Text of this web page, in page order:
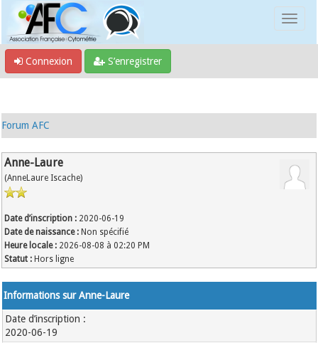
Connexion S’enregistrer
Forum AFC
Anne-Laure
(AnneLaure Iscache)
Date d’inscription : 2020-06-19
Date de naissance : Non spécifié
Heure locale : 2026-08-08 à 02:20 PM
Statut : Hors ligne
Informations sur Anne-Laure
Date d’inscription :
2020-06-19